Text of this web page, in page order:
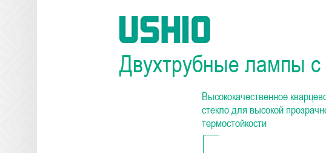
Двухтрубные лампы
Высококачественное
стекло для высокой
термостойкости